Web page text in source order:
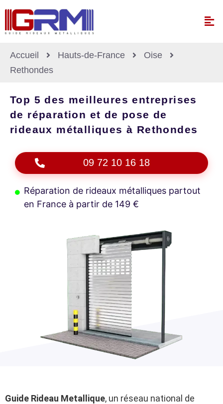
Accueil Hauts-de-France
Oise
Rethondes
Top 5 des meilleures entreprises
de réparation et de pose de
rideaux métalliques à Rethondes
09 72 10 16 18
Réparation de rideaux métalliques partout
en France à partir de 149 €
Guide Rideau Metallique, un réseau national de